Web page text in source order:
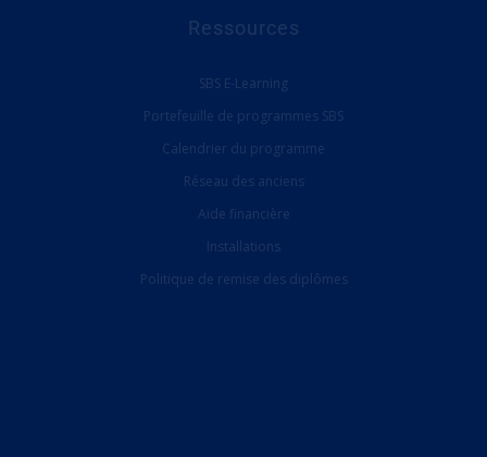
Ressources
SBS E-Learning
Portefeuille de programmes SBS
Calendrier du programme
Réseau des anciens
Aide financière
Installations
Politique de remise des diplômes